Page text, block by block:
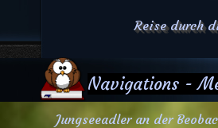
Reise durch
Navigations -
Jungseeadler an der